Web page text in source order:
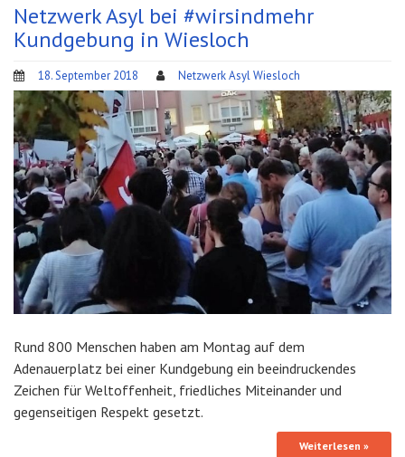
Netzwerk Asyl bei #wirsindmehr
Kundgebung in Wiesloch
18. September 2018 Netzwerk Asyl Wiesloch
Rund 800 Menschen haben am Montag auf dem
Adenauerplatz bei einer Kundgebung ein beeindruckendes
Zeichen für Weltoffenheit, friedliches Miteinander und
gegenseitigen Respekt gesetzt.
Weiterlesen »